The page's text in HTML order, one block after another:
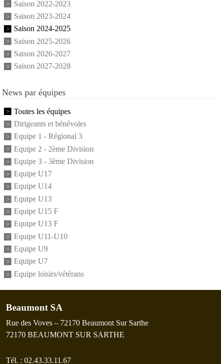
Saison 2022-2023
Saison 2023-2024
Saison 2024-2025
Saison 2025-2026
Saison 2026-2027
Saison 2027-2028
News par équipes
Toutes les équipes
Dirigeants et bénévoles
Equipe 1 - Régional 3
Equipe 2 - 2ème Division
Equipe 3 - 3ème Division
Equipe U17
Equipe U14
Equipe U13
Equipe U15 F
Equipe U13 F
Equipe U11-U10
Equipe U9
Equipe U7
Equipe loisirs/vétérans
Beaumont SA
Rue des Voves – 72170 Beaumont Sur Sarthe
72170 BEAUMONT SUR SARTHE
Tél. : 02.43.33.11.67